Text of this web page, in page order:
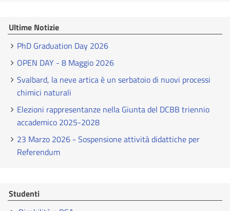
Ultime Notizie
PhD Graduation Day 2026
OPEN DAY - 8 Maggio 2026
Svalbard, la neve artica è un serbatoio di nuovi processi
chimici naturali
Elezioni rappresentanze nella Giunta del DCBB triennio
accademico 2025-2028
23 Marzo 2026 - Sospensione attività didattiche per
Referendum
Studenti